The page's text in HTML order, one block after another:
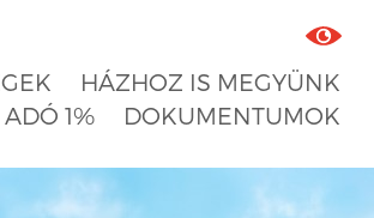
HÁZHOZ IS MEGYÜNK
ADÓ 1% DOKUMENTUMOK